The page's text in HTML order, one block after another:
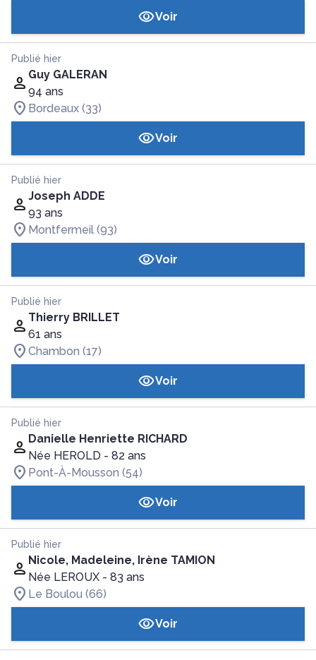
Voir
Publié hier
Guy GALERAN
94 ans
Bordeaux (33)
Voir
Publié hier
Joseph ADDE
93 ans
Montfermeil (93)
Voir
Publié hier
Thierry BRILLET
61 ans
Chambon (17)
Voir
Publié hier
Danielle Henriette RICHARD
Née HEROLD - 82 ans
Pont-À-Mousson (54)
Voir
Publié hier
Nicole, Madeleine, Irène TAMION
Née LEROUX - 83 ans
Le Boulou (66)
Voir